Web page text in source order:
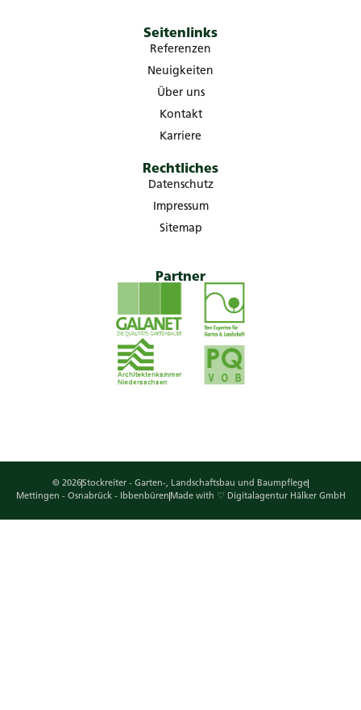
Seitenlinks
Referenzen
Neuigkeiten
Über uns
Kontakt
Karriere
Rechtliches
Datenschutz
Impressum
Sitemap
Partner
© 2026Stockreiter - Garten-, Landschaftsbau und Baumpflege
Mettingen - Osnabrück - Ibbenbüren Made with ♡ Digitalagentur Hälker GmbH